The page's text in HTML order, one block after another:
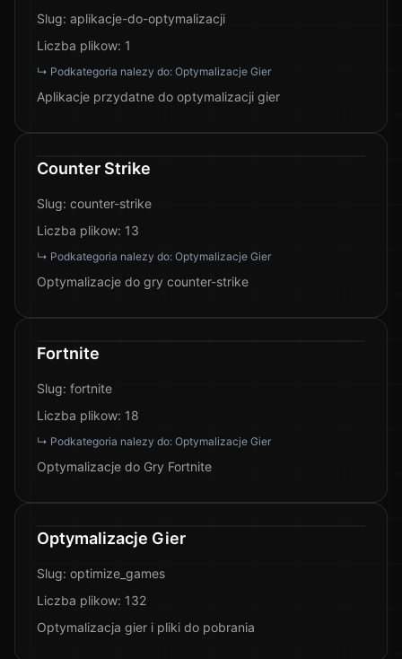
Slug: aplikacje-do-optymalizacji
Liczba plikow: 1
↳ Podkategoria nalezy do: Optymalizacje Gier
Aplikacje przydatne do optymalizacji gier
Counter Strike
Slug: counter-strike
Liczba plikow: 13
↳ Podkategoria nalezy do: Optymalizacje Gier
Optymalizacje do gry counter-strike
Fortnite
Slug: fortnite
Liczba plikow: 18
↳ Podkategoria nalezy do: Optymalizacje Gier
Optymalizacje do Gry Fortnite
Optymalizacje Gier
Slug: optimize_games
Liczba plikow: 132
Optymalizacja gier i pliki do pobrania